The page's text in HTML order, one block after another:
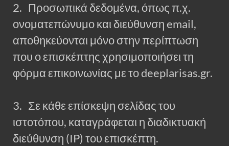
2. Προσωπικά δεδομένα, όπως π.χ.
ονοματεπώνυμο και διεύθυνση email,
αποθηκεύονται μόνο στην περίπτωση
που ο επισκέπτης χρησιμοποιήσει τη
φόρμα επικοινωνίας με το deeplarisas.gr.
3. Σε κάθε επίσκεψη σελίδας του
ιστοτόπου, καταγράφεται η διαδικτυακή
διεύθυνση (IP) του επισκέπτη.